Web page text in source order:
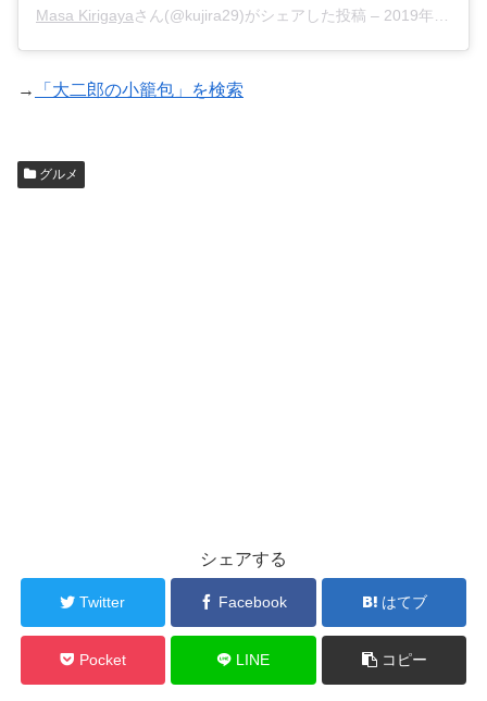
Masa Kirigayaさん(@kujira29)がシェアした投稿 – 2019年10月月3日午前4時51分PDT
→ 「大二郎の小籠包」を検索
グルメ
シェアする
Twitter Facebook はてブ
Pocket LINE コピー